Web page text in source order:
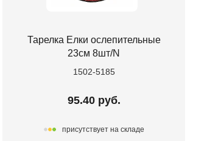
Тарелка Елки ослепительные
23см 8шт/N
1502-5185
95.40 руб.
присутствует на складе